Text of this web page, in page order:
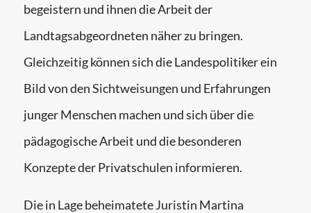
begeistern und ihnen die Arbeit der
Landtagsabgeordneten näher zu bringen.
Gleichzeitig können sich die Landespolitiker ein
Bild von den Sichtweisungen und Erfahrungen
junger Menschen machen und sich über die
pädagogische Arbeit und die besonderen
Konzepte der Privatschulen informieren.
Die in Lage beheimatete Juristin Martina